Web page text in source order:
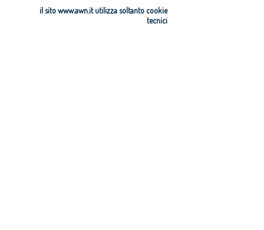
il sito www.awn.it utilizza soltanto cookie
tecnici